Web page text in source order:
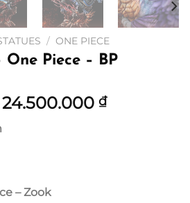
/ ONE PIECE
Piece – BP
24.500.000 ₫Khoảng
– Zook